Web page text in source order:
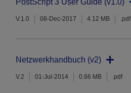
PostScript 3 User Guide (v1.0)
V.1.0 08-Dec-2017 4.12 MB .pdf
Netzwerkhandbuch (v2)
V.2 01-Jul-2014 0.66 MB .pdf